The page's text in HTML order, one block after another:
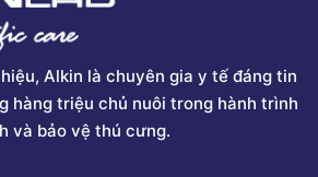
Alkin là chuyên gia y tế đáng tin
hàng triệu chủ nuôi trong hành trình
và bảo vệ thú cưng.